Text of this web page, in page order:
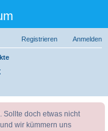
Anmelden
Registrieren
uc
Sollte doch etwas nicht
und wir kümmern uns